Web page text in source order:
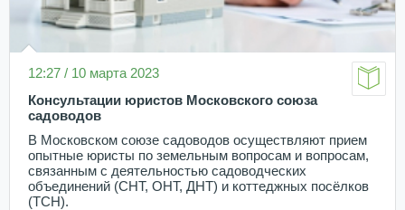
12:27 / 10 марта 2023
Консультации юристов Московского союза
садоводов
В Московском союзе садоводов осуществляют прием
опытные юристы по земельным вопросам и вопросам,
связанным с деятельностью садоводческих
объединений (СНТ, ОНТ, ДНТ) и коттеджных посёлков
(ТСН).